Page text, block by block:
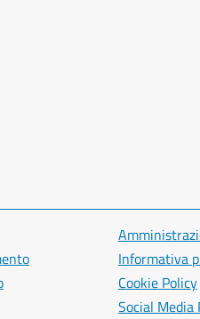
Informativa
Cookie Policy
Social Media